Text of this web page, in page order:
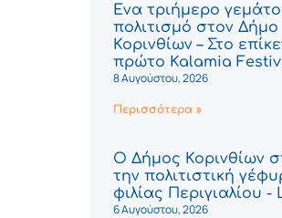
Ένα τριήμερο γεμάτο
πολιτισμό στον Δήμο
Κορινθίων – Στο
πρώτο Kalamia
8 Αυγούστου, 2026
Περισσότερα »
Ο Δήμος Κορινθίων
την πολιτιστική
φιλίας Περιγιαλίου -
6 Αυγούστου, 2026